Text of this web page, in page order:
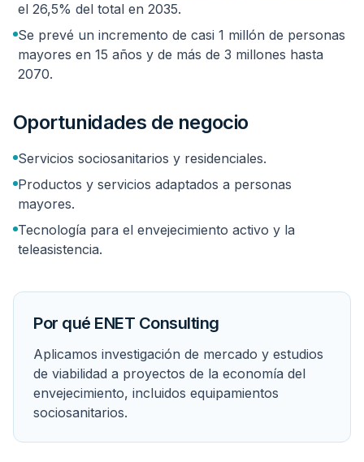
el 26,5% del total en 2035.
Se prevé un incremento de casi 1 millón de personas
mayores en 15 años y de más de 3 millones hasta
2070.
Oportunidades de negocio
Servicios sociosanitarios y residenciales.
Productos y servicios adaptados a personas
mayores.
Tecnología para el envejecimiento activo y la
teleasistencia.
Por qué ENET Consulting
Aplicamos investigación de mercado y estudios
de viabilidad a proyectos de la economía del
envejecimiento, incluidos equipamientos
sociosanitarios.